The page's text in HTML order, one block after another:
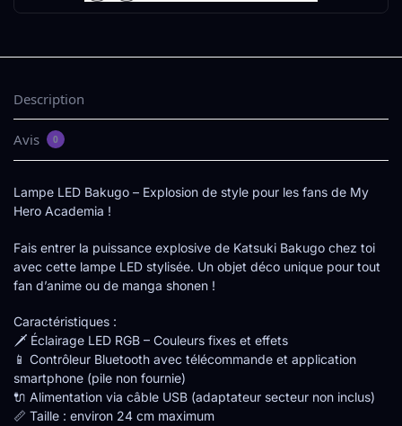
Description
Avis 0
Lampe LED Bakugo – Explosion de style pour les fans de My
Hero Academia !
Fais entrer la puissance explosive de Katsuki Bakugo chez toi
avec cette lampe LED stylisée. Un objet déco unique pour tout
fan d’anime ou de manga shonen !
Caractéristiques :
🗡️ Éclairage LED RGB – Couleurs fixes et effets
📱 Contrôleur Bluetooth avec télécommande et application
smartphone (pile non fournie)
🔌 Alimentation via câble USB (adaptateur secteur non inclus)
📏 Taille : environ 24 cm maximum